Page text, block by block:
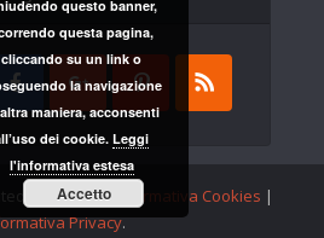
by inKnot| Informativa Cookies |
Privacy.
questo banner,
questa pagina,
cliccando su un link o
la navigazione
maniera, acconsenti
dei cookie. Leggi
l'informativa estesa
Accetto